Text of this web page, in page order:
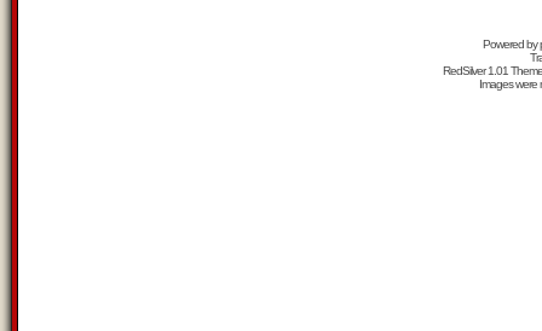
Powered by
RedSilver 1.01
Images were